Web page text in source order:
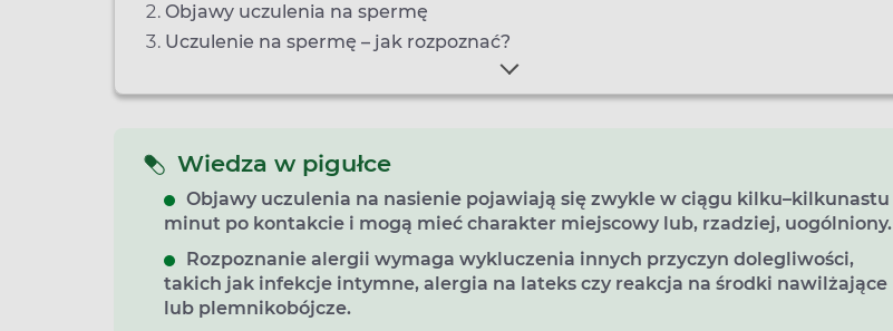
Objawy uczulenia na spermę
Uczulenie na spermę – jak rozpoznać?
Wiedza w pigułce
Objawy uczulenia na nasienie pojawiają się zwykle w ciągu kilku–kilkunastu
minut po kontakcie i mogą mieć charakter miejscowy lub, rzadziej, uogólniony.
Rozpoznanie alergii wymaga wykluczenia innych przyczyn dolegliwości,
takich jak infekcje intymne, alergia na lateks czy reakcja na środki nawilżające
lub plemnikobójcze.